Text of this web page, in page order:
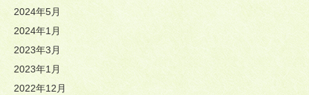
2024年5月
2024年1月
2023年3月
2023年1月
2022年12月